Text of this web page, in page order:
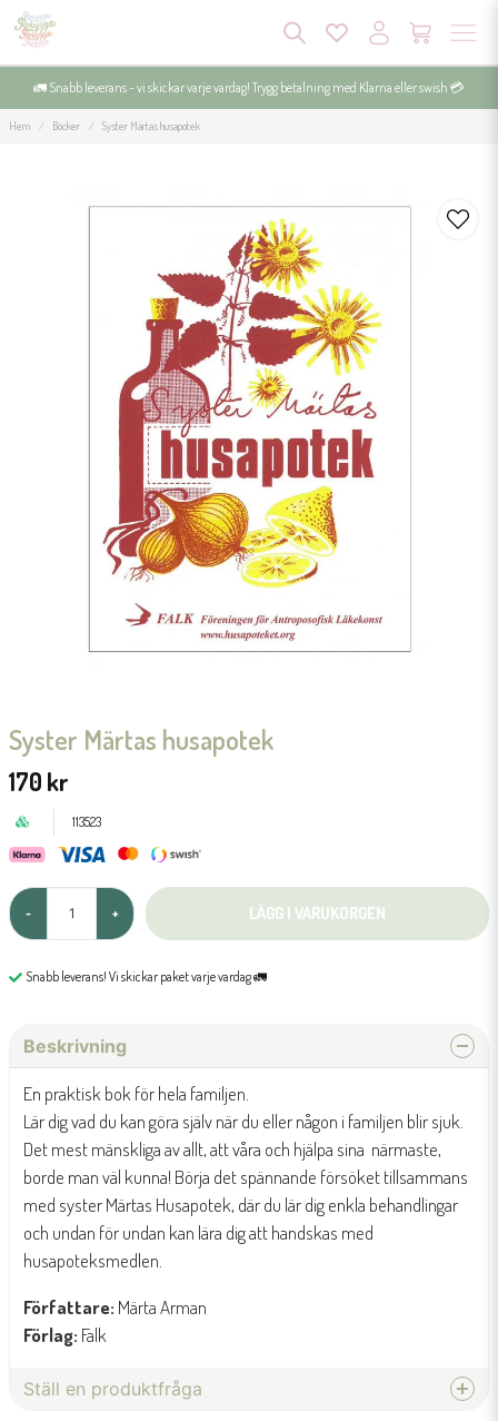
🚛 Snabb leverans - vi skickar varje vardag! Trygg betalning med Klarna eller swish 💳
Hem Böcker Syster Märtas husapotek
Syster Märtas husapotek
170 kr
113523
- + LÄGG I VARUKORGEN
Snabb leverans! Vi skickar paket varje vardag 🚛
Beskrivning
En praktisk bok för hela familjen.
Lär dig vad du kan göra själv när du eller någon i familjen blir sjuk.
Det mest mänskliga av allt, att våra och hjälpa sina närmaste,
borde man väl kunna! Börja det spännande försöket tillsammans
med syster Märtas Husapotek, där du lär dig enkla behandlingar
och undan för undan kan lära dig att handskas med
husapoteksmedlen.
Författare: Märta Arman
Förlag: Falk
Ställ en produktfråga